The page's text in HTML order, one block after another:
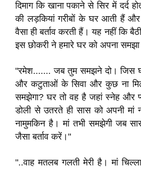
दिमाग कि खाना पकाने से सिर में दर्द
की लड़कियां गरीबों के घर आती हैं
वैसा ही बर्ताव करती हैं। यह नहीं कि
इस छोकरी ने हमारे घर को अपना समझा
"रमेश....... जब तुम समझने दो। जिस
और कटुताओं के सिवा और कुछ ना
समझेगा? घर तो वह है जहां स्नेह और
डोली से उतरते ही सास को अपनी
नामुमकिन है। मां तभी समझेगी जब
जैसा बर्ताव करें।"
"..वाह मतलब गलती मेरी है। मां